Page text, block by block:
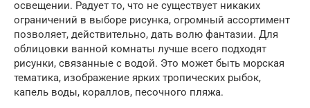
освещении. Радует то, что не существует никаких
ограничений в выборе рисунка, огромный ассортимент
позволяет, действительно, дать волю фантазии. Для
облицовки ванной комнаты лучше всего подходят
рисунки, связанные с водой. Это может быть морская
тематика, изображение ярких тропических рыбок,
капель воды, кораллов, песочного пляжа.